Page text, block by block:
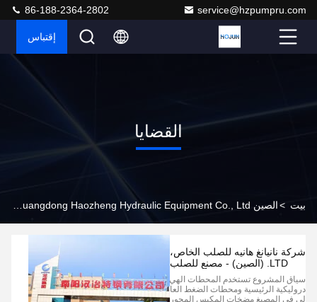
service@hzpumpru.com
86-188-2364-2802
إقتباس
القضايا
بيت >
شركة نانيانغ هانيه للصلب الخاص،
LTD. (الصين) - مصنع للصلب
الخاص
سياق المشروع تستخدم المحطات الهي
دروليكية الرئيسية ومحطات الضغط العا
لي في المصبغ مضخات المكبس المحور